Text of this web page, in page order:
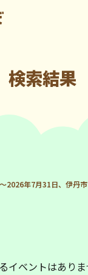
検索結果
2026年7月31日、伊丹市
イベントはありま